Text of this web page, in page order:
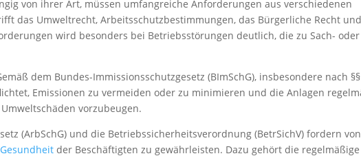
Schneelast-Rechner
Zurrmittel & Ladungssicherung
von ihrer Art, müssen umfangreiche Anforderungen aus verschiedenen
das Umweltrecht, Arbeitsschutzbestimmungen, das Bürgerliche Recht
wird besonders bei Betriebsstörungen deutlich, die zu Sach- oder
dem Bundes-Immissionsschutzgesetz (BImSchG), insbesondere nach
Emissionen zu vermeiden oder zu minimieren und die Anlagen
vorzubeugen.
(ArbSchG) und die Betriebssicherheitsverordnung (BetrSichV) fordern von
der Beschäftigten zu gewährleisten. Dazu gehört die regelmäßige